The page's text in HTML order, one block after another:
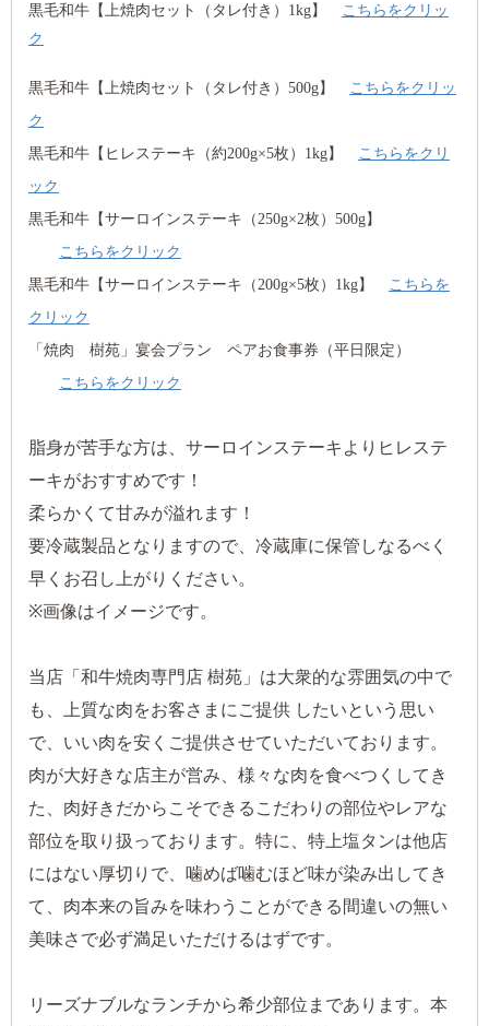
黒毛和牛【上焼肉セット（タレ付き）1kg】
こちらをクリッ
ク
黒毛和牛【 上焼肉セット（タレ付き）500g】
こちらをクリッ
ク
黒毛和牛【ヒレステーキ（約200g×5枚）1kg】
こちらをクリ
ック
黒毛和牛【サーロインステーキ（250g×2枚）500g】
こちらをクリック
黒毛和牛【サーロインステーキ（200g×5枚）1kg】
こちらを
クリック
「焼肉 樹苑」宴会プラン ペアお食事券（平日限定）
こちらをクリック
脂身が苦手な方は、サーロインステーキよりヒレステ
ーキがおすすめです！
柔らかくて甘みが溢れます！
要冷蔵製品となりますので、冷蔵庫に保管しなるべく
早くお召し上がりください。
※画像はイメージです。
当店「和牛焼肉専門店 樹苑」は大衆的な雰囲気の中で
も、上質な肉をお客さまにご提供 したいという思い
で、いい肉を安くご提供させていただいております。
肉が大好きな店主が営み、様々な肉を食べつくしてき
た、肉好きだからこそできるこだわりの部位やレアな
部位を取り扱っております。特に、特上塩タンは他店
にはない厚切りで、噛めば噛むほど味が染み出してき
て、肉本来の旨みを味わうことができる間違いの無い
美味さで必ず満足いただけるはずです。
リーズナブルなランチから希少部位まであります。本